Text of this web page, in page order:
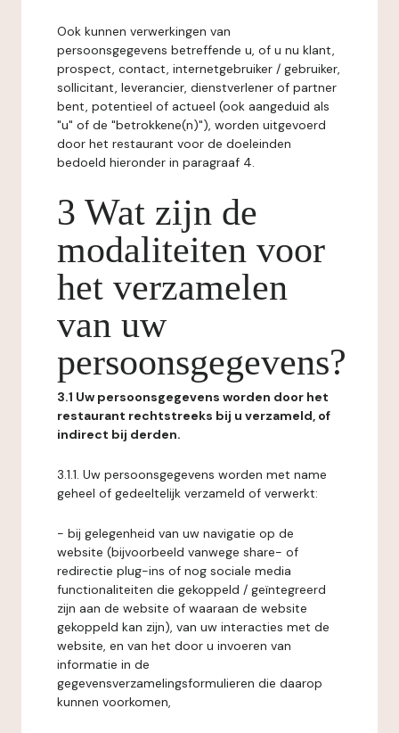
Ook kunnen verwerkingen van
persoonsgegevens betreffende u, of u nu klant,
prospect, contact, internetgebruiker / gebruiker,
sollicitant, leverancier, dienstverlener of partner
bent, potentieel of actueel (ook aangeduid als
"u" of de "betrokkene(n)"), worden uitgevoerd
door het restaurant voor de doeleinden
bedoeld hieronder in paragraaf 4.
3 Wat zijn de
modaliteiten voor
het verzamelen
van uw
persoonsgegevens?
3.1 Uw persoonsgegevens worden door het
restaurant rechtstreeks bij u verzameld, of
indirect bij derden.
3.1.1. Uw persoonsgegevens worden met name
geheel of gedeeltelijk verzameld of verwerkt:
- bij gelegenheid van uw navigatie op de
website (bijvoorbeeld vanwege share- of
redirectie plug-ins of nog sociale media
functionaliteiten die gekoppeld / geïntegreerd
zijn aan de website of waaraan de website
gekoppeld kan zijn), van uw interacties met de
website, en van het door u invoeren van
informatie in de
gegevensverzamelingsformulieren die daarop
kunnen voorkomen,